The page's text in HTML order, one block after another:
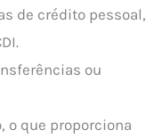
de crédito pessoal,
ou
o que proporciona